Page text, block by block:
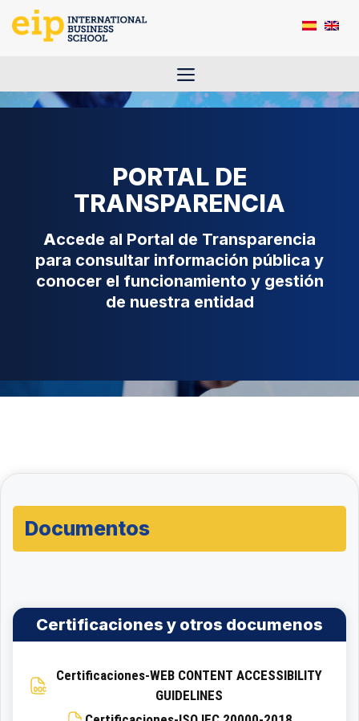
Saltar
Menú
PORTAL DE
TRANSPARENCIA
Accede al Portal de Transparencia
para consultar información pública y
conocer el funcionamiento y gestión
de nuestra entidad
Documentos
Certificaciones y otros documenos
Certificaciones-WEB CONTENT ACCESSIBILITY
GUIDELINES